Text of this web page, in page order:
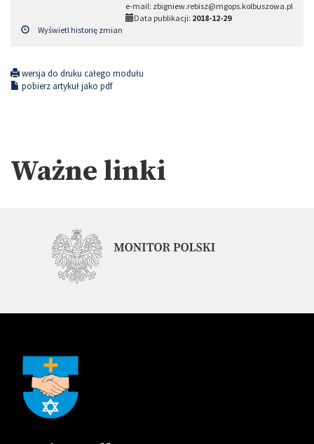
e-mail: zbigniew.rebisz@mgops.kolbuszowa.pl
Data publikacji: 2018-12-29
Wyświetl historię zmian
wersja do druku całego modułu
pobierz artykuł jako pdf
Ważne linki